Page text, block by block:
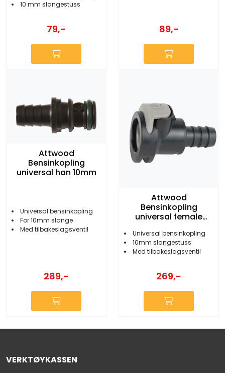
10 mm slangestuss
79,- 89,-
Attwood
Bensinkopling
universal han 10mm
Universal bensinkopling
For 10mm slange
Med tilbakeslagsventil
289,-
Attwood
Bensinkopling
universal female
Universal bensinkopling
10mm slangestuss
Med tilbakeslagsventil
269,-
VERKTØYKASSEN